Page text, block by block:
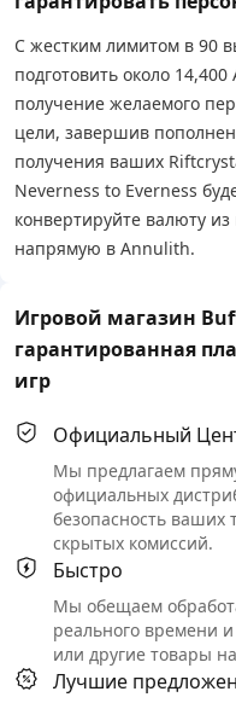
С жестким лимитом в 90
подготовить около
получение желаемого
цели, завершив
получения ваших
Neverness to Everness
конвертируйте валюту
напрямую в Annulith.
Игровой магазин
гарантированная
игр
Официальный
Мы предлагаем
официальных
безопасность ваших
скрытых комиссий.
Быстро
Мы обещаем
реального времени
или другие товары
Лучшие